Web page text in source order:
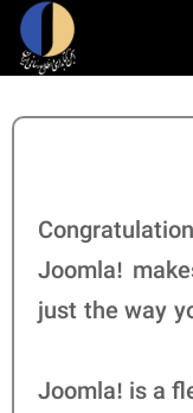
Joomla!
just the way
Joomla! is a